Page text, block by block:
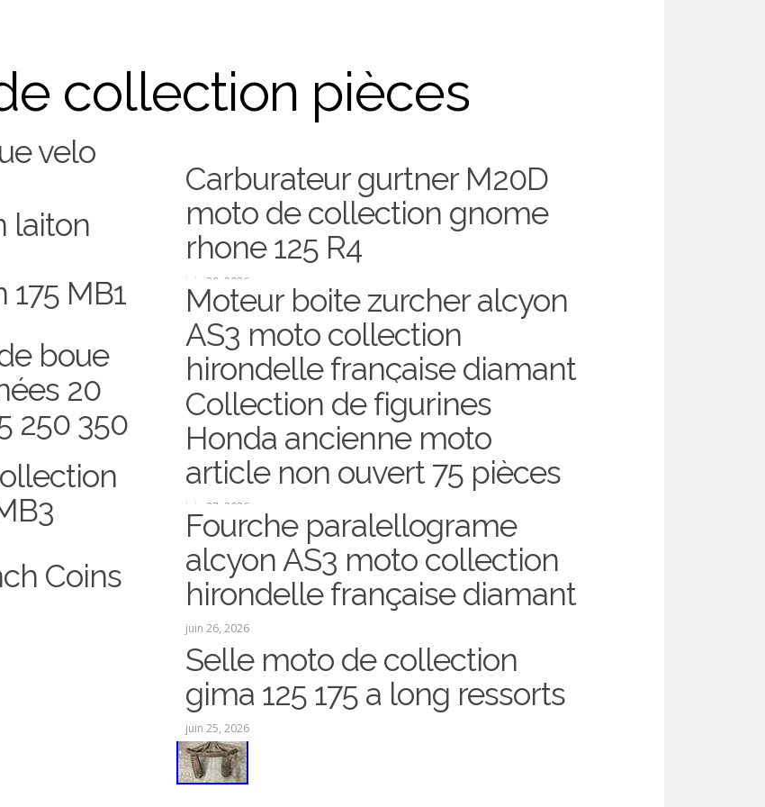
collection pièces
velo
Carburateur gurtner M20D
moto de collection gnome
rhone 125 R4
juin 30, 2026
laiton
MB1
Moteur boite zurcher alcyon
AS3 moto collection
hirondelle française diamant
juin 29, 2026
boue
20
250 350
Collection de figurines
Honda ancienne moto
article non ouvert 75 pièces
juin 27, 2026
Fourche paralellograme
alcyon AS3 moto collection
hirondelle française diamant
juin 26, 2026
Coins
Selle moto de collection
gima 125 175 a long ressorts
juin 25, 2026